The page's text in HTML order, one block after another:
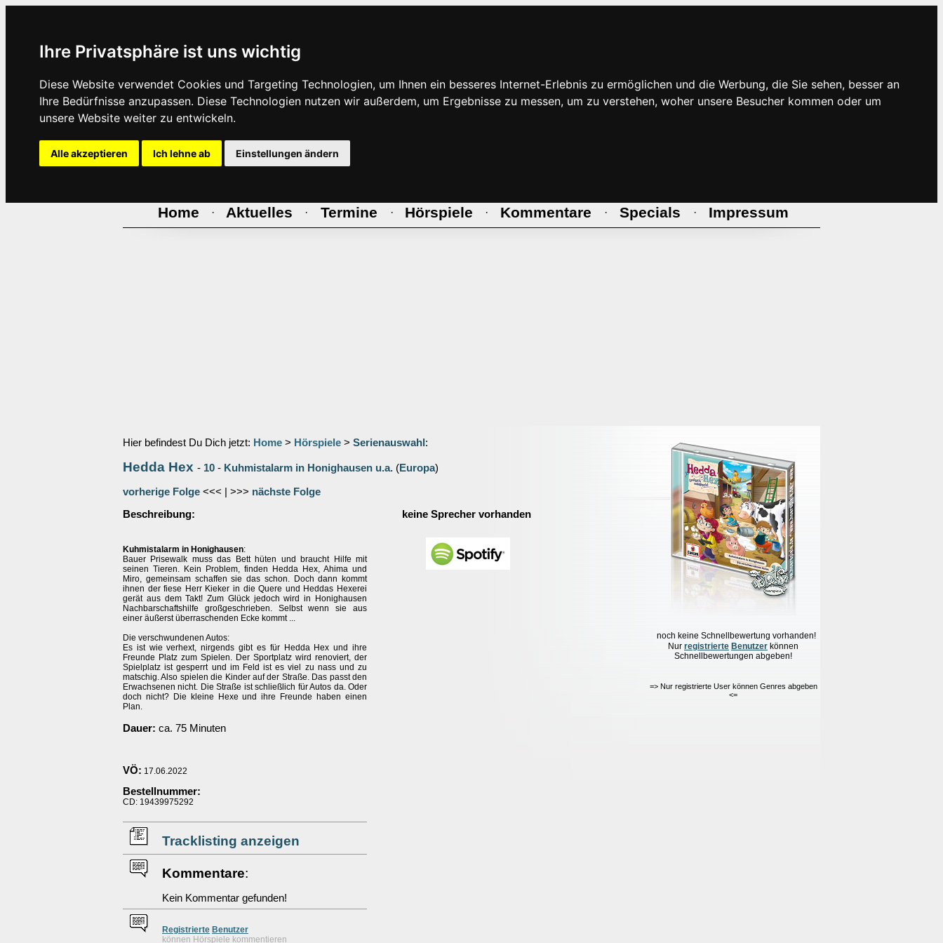
Ihre Privatsphäre ist uns wichtig
Diese Website verwendet Cookies und Targeting Technologien, um Ihnen ein besseres Internet-Erlebnis zu ermöglichen und die Werbung, die Sie sehen, besser an
Ihre Bedürfnisse anzupassen. Diese Technologien nutzen wir außerdem, um Ergebnisse zu messen, um zu verstehen, woher unsere Besucher kommen oder um
unsere Website weiter zu entwickeln.
Alle akzeptieren Ich lehne ab Einstellungen ändern
Home · Aktuelles · Termine · Hörspiele · Kommentare · Specials · Impressum
Hier befindest Du Dich jetzt: Home > Hörspiele > Serienauswahl :
Hedda Hex - 10 - Kuhmistalarm in Honighausen u.a. (Europa)
vorherige Folge <<< | >>> nächste Folge
noch keine Schnellbewertung vorhanden!
Nur registrierte Benutzer können
Schnellbewertungen abgeben!
=> Nur registrierte User können Genres abgeben
<=
Beschreibung:
Kuhmistalarm in Honighausen:
Bauer Prisewalk muss das Bett hüten und braucht Hilfe mit
seinen Tieren. Kein Problem, finden Hedda Hex, Ahima und
Miro, gemeinsam schaffen sie das schon. Doch dann kommt
ihnen der fiese Herr Kieker in die Quere und Heddas Hexerei
gerät aus dem Takt! Zum Glück jedoch wird in Honighausen
Nachbarschaftshilfe großgeschrieben. Selbst wenn sie aus
einer äußerst überraschenden Ecke kommt ...
Die verschwundenen Autos:
Es ist wie verhext, nirgends gibt es für Hedda Hex und ihre
Freunde Platz zum Spielen. Der Sportplatz wird renoviert, der
Spielplatz ist gesperrt und im Feld ist es viel zu nass und zu
matschig. Also spielen die Kinder auf der Straße. Das passt den
Erwachsenen nicht. Die Straße ist schließlich für Autos da. Oder
doch nicht? Die kleine Hexe und ihre Freunde haben einen
Plan.
Dauer: ca. 75 Minuten
VÖ: 17.06.2022
Bestellnummer:
CD: 19439975292
Tracklisting anzeigen
Kommentare:
Kein Kommentar gefunden!
Registrierte Benutzer
können Hörspiele kommentieren
keine Sprecher vorhanden